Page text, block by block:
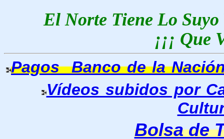
El Norte Tiene Lo
¡¡¡
Pagos Banco de la
Vídeos subidos por
Bolsa de